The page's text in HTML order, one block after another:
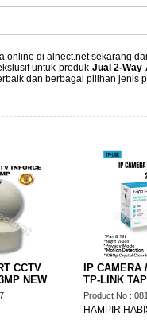
online di alnect.net sekarang
untuk produk Jual 2-Way
dan berbagai pilihan jenis
Camera
C200 FHD
TP-LINK IP
C100
Product No :
SOLD OUT